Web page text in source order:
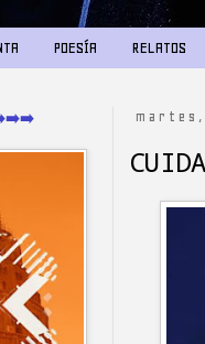
POESÍA RELATOS
➡️➡️➡️